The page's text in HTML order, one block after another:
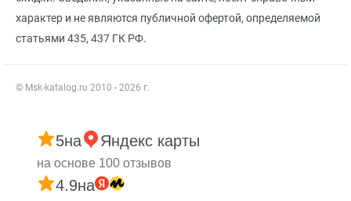
характер и не являются публичной офертой, определяемой
статьями 435, 437 ГК РФ.
© Msk-katalog.ru 2010 - 2026 г.
5на Яндекс карты
на основе 100 отзывов
4.9на